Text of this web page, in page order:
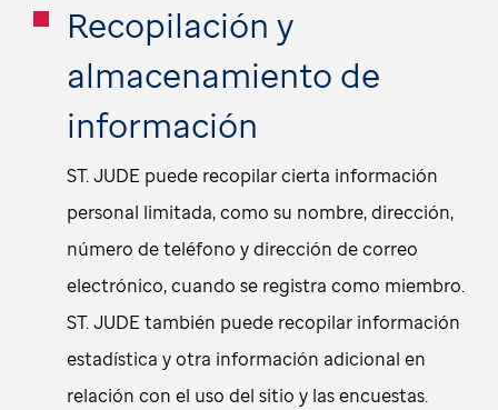
Recopilación y
almacenamiento de
información
ST. JUDE puede recopilar cierta información
personal limitada, como su nombre, dirección,
número de teléfono y dirección de correo
electrónico, cuando se registra como miembro.
ST. JUDE también puede recopilar información
estadística y otra información adicional en
relación con el uso del sitio y las encuestas.